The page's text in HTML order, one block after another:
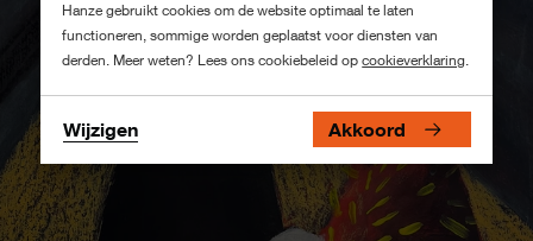
Hanze gebruikt cookies om de website optimaal te laten
functioneren, sommige worden geplaatst voor diensten van
derden. Meer weten? Lees ons cookiebeleid opcookieverklaring.
Wijzigen Akkoord